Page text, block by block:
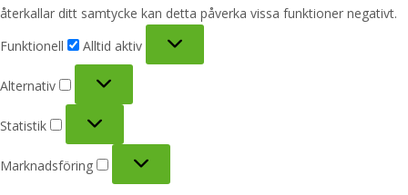
återkallar ditt samtycke kan detta påverka vissa funktioner negativt.
Funktionell
Alltid aktiv
Alternativ
Statistik
Marknadsföring